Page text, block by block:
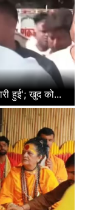
हुई'; खुद को...